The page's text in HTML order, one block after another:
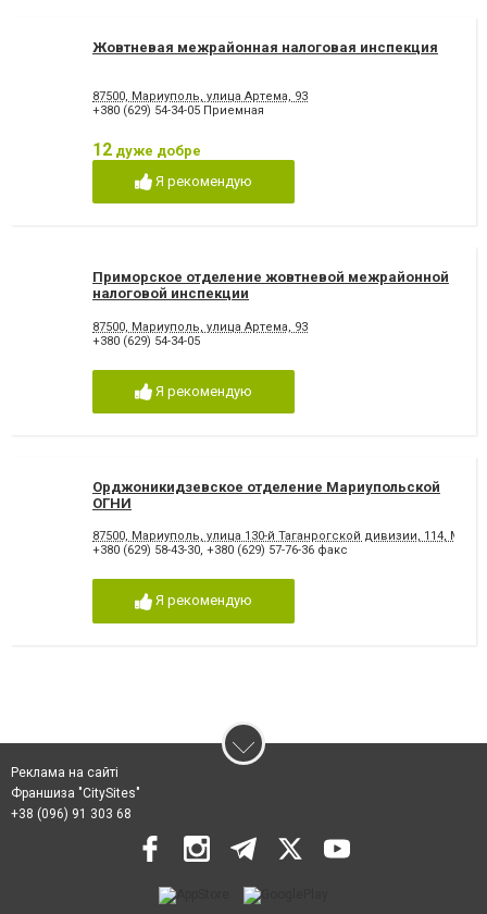
Жовтневая межрайонная налоговая инспекция
87500, Мариуполь, улица Артема, 93
+380 (629) 54-34-05 Приемная
12 дуже добре
Я рекомендую
Приморское отделение жовтневой межрайонной
налоговой инспекции
87500, Мариуполь, улица Артема, 93
+380 (629) 54-34-05
Я рекомендую
Орджоникидзевское отделение Мариупольской
ОГНИ
87500, Мариуполь, улица 130-й Таганрогской дивизии, 114,
+380 (629) 58-43-30, +380 (629) 57-76-36 факс
Я рекомендую
Реклама на сайті
Франшиза "CitySites"
+38 (096) 91 303 68